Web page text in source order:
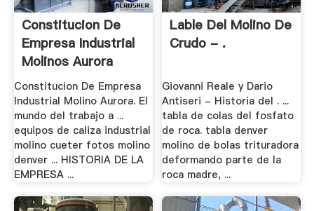
Constitucion De
Empresa Industrial
Molinos Aurora
Constitucion De Empresa
Industrial Molino Aurora. El
mundo del trabajo a ...
equipos de caliza industrial
molino cueter fotos molino
denver ... HISTORIA DE LA
EMPRESA ...
Lable Del Molino De
Crudo - .
Giovanni Reale y Dario
Antiseri - Historia del . ...
tabla de colas del fosfato
de roca. tabla denver
molino de bolas trituradora
deformando parte de la
roca madre, ...